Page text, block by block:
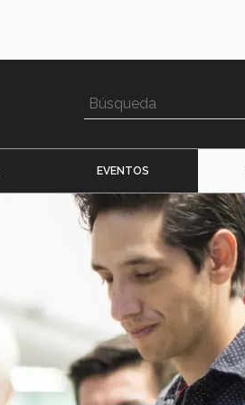
EVENTOS